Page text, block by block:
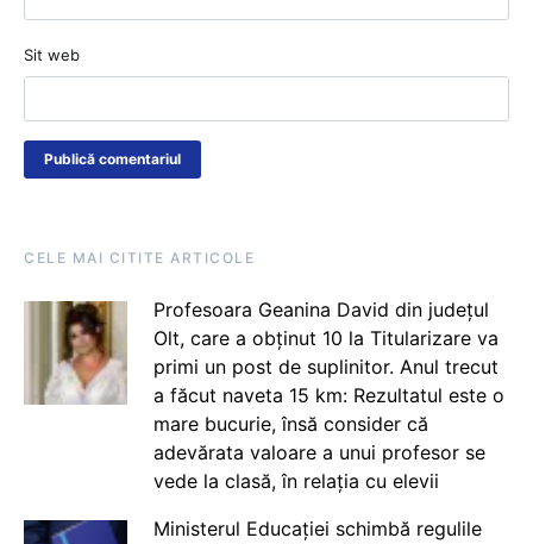
Sit web
CELE MAI CITITE ARTICOLE
Profesoara Geanina David din județul
Olt, care a obținut 10 la Titularizare va
primi un post de suplinitor. Anul trecut
a făcut naveta 15 km: Rezultatul este o
mare bucurie, însă consider că
adevărata valoare a unui profesor se
vede la clasă, în relația cu elevii
Ministerul Educației schimbă regulile